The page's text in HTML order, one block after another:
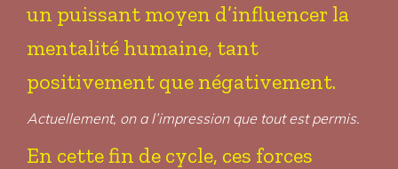
un puissant moyen d’influencer la
mentalité humaine, tant
positivement que négativement.
Actuellement, on a l’impression que tout est permis.
En cette fin de cycle, ces forces